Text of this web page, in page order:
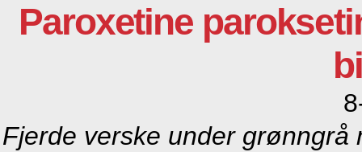
Paroxetine
Fjerde verske under grønngrå